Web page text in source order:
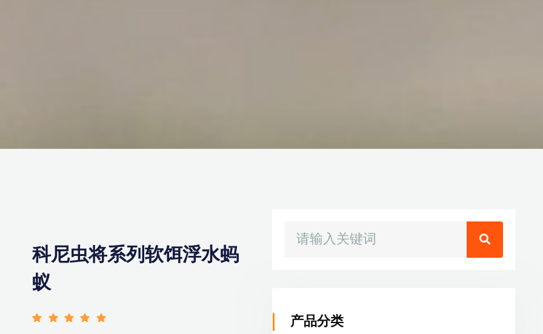
科尼虫将系列软饵浮水蚂
蚁
产品分类